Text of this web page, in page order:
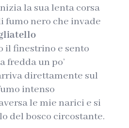
la sua lenta corsa
fumo nero che invade
il finestrino e sento
fredda un po’
direttamente sul
intenso
le mie narici e si
del bosco circostante.